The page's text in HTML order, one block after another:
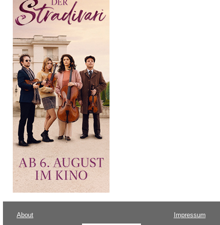
About Impressum